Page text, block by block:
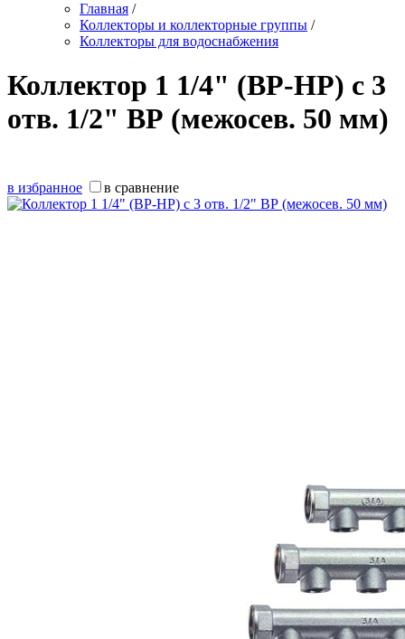
Главная /
Коллекторы и коллекторные группы /
Коллекторы для водоснабжения
Коллектор 1 1/4" (ВР-НР) с 3
отв. 1/2" ВР (межосев. 50 мм)
в избранное в сравнение